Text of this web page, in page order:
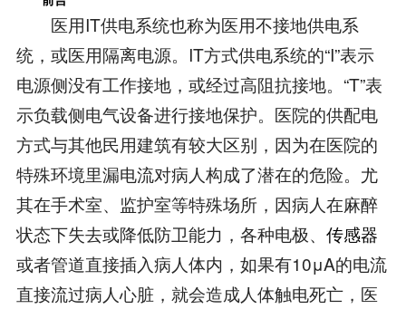
医用IT供电系统也称为医用不接地供电系
统，或医用隔离电源。IT方式供电系统的“I”表示
电源侧没有工作接地，或经过高阻抗接地。“T”表
示负载侧电气设备进行接地保护。医院的供配电
方式与其他民用建筑有较大区别，因为在医院的
特殊环境里漏电流对病人构成了潜在的危险。尤
其在手术室、监护室等特殊场所，因病人在麻醉
状态下失去或降低防卫能力，各种电极、 传感器
或者管道直接插入病人体内，如果有10μA的电流
直接流过病人心脏，就会造成人体触电死亡，医